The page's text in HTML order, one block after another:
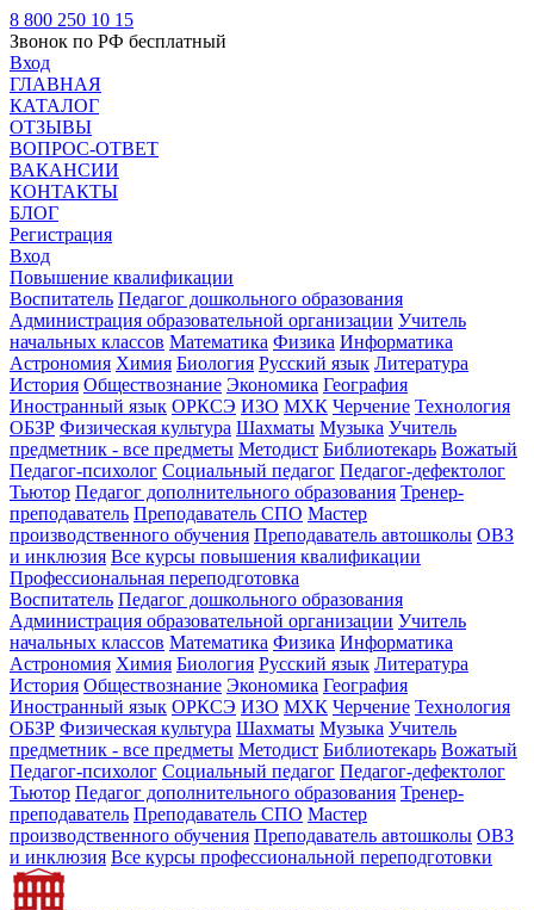
8 800 250 10 15
Звонок по РФ бесплатный
Вход
ГЛАВНАЯ
КАТАЛОГ
ОТЗЫВЫ
ВОПРОС-ОТВЕТ
ВАКАНСИИ
КОНТАКТЫ
БЛОГ
Регистрация
Вход
Повышение квалификации
Воспитатель Педагог дошкольного образования
Администрация образовательной организации Учитель
начальных классов Математика Физика Информатика
Астрономия Химия Биология Русский язык Литература
История Обществознание Экономика География
Иностранный язык ОРКСЭ ИЗО МХК Черчение Технология
ОБЗР Физическая культура Шахматы Музыка Учитель
предметник - все предметы Методист Библиотекарь Вожатый
Педагог-психолог Социальный педагог Педагог-дефектолог
Тьютор Педагог дополнительного образования Тренер-
преподаватель Преподаватель СПО Мастер
производственного обучения Преподаватель автошколы ОВЗ
и инклюзия Все курсы повышения квалификации
Профессиональная переподготовка
Воспитатель Педагог дошкольного образования
Администрация образовательной организации Учитель
начальных классов Математика Физика Информатика
Астрономия Химия Биология Русский язык Литература
История Обществознание Экономика География
Иностранный язык ОРКСЭ ИЗО МХК Черчение Технология
ОБЗР Физическая культура Шахматы Музыка Учитель
предметник - все предметы Методист Библиотекарь Вожатый
Педагог-психолог Социальный педагог Педагог-дефектолог
Тьютор Педагог дополнительного образования Тренер-
преподаватель Преподаватель СПО Мастер
производственного обучения Преподаватель автошколы ОВЗ
и инклюзия Все курсы профессиональной переподготовки